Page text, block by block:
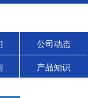
公司动态
产品知识